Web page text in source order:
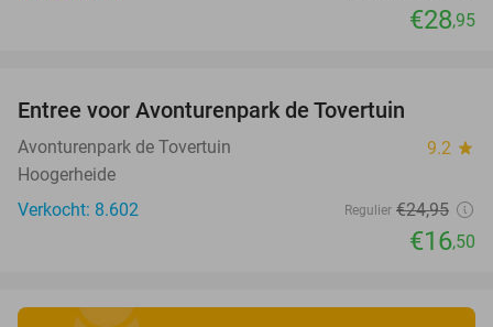
€28,95
Entree voor Avonturenpark de Tovertuin
Avonturenpark de Tovertuin 9.2 star
Hoogerheide
Verkocht: 8.602
Regulier €24,95
€16,50